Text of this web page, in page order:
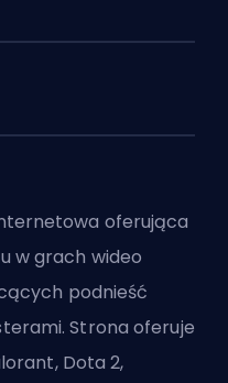
oferująca
w grach wideo
podnieść
Strona oferuje
Dota 2,